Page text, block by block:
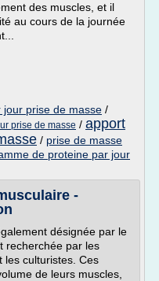
des muscles, et il
au cours de la journée
prise de masse /
prise de masse / apport
/ prise de masse
de proteine par jour
-
désignée par le
recherchée par les
les culturistes. Ces
de leurs muscles,